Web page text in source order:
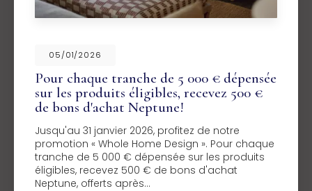
05/01/2026
Pour chaque tranche de 5 000 € dépensée
sur les produits éligibles, recevez 500 €
de bons d'achat Neptune!
Jusqu'au 31 janvier 2026, profitez de notre
promotion « Whole Home Design ». Pour chaque
tranche de 5 000 € dépensée sur les produits
éligibles, recevez 500 € de bons d'achat
Neptune, offerts après…